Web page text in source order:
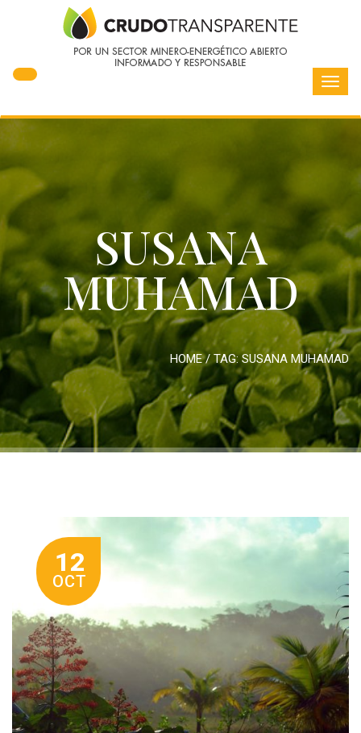
SUSANA
MUHAMAD
HOME/ TAG:SUSANA MUHAMAD
12
OCT